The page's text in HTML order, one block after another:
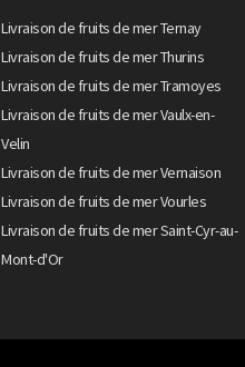
Livraison de fruits de mer Ternay
Livraison de fruits de mer Thurins
Livraison de fruits de mer Tramoyes
Livraison de fruits de mer Vaulx-en-
Velin
Livraison de fruits de mer Vernaison
Livraison de fruits de mer Vourles
Livraison de fruits de mer Saint-Cyr-au-
Mont-d'Or